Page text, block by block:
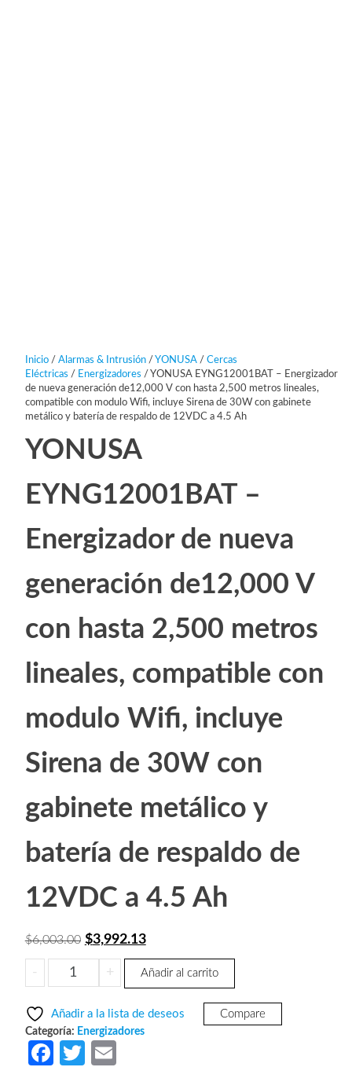
Inicio/ Alarmas & Intrusión/ YONUSA/ Cercas
Eléctricas / Energizadores / YONUSA EYNG12001BAT – Energizador
de nueva generación de12,000 V con hasta 2,500 metros lineales,
compatible con modulo Wifi, incluye Sirena de 30W con gabinete
metálico y batería de respaldo de 12VDC a 4.5 Ah
YONUSA
EYNG12001BAT –
Energizador de nueva
generación de12,000 V
con hasta 2,500 metros
lineales, compatible con
modulo Wifi, incluye
Sirena de 30W con
gabinete metálico y
batería de respaldo de
12VDC a 4.5 Ah
$6,003.00 El
precio
original
$6,003.00.
$3,992.13El
precio
$3,992.13.
-
YONUSA
EYNG12001BAT
Energizador
de
nueva
+ Añadir al carrito
Añadir a la lista de deseos Compare
Categoría: Energizadores
Fa
T